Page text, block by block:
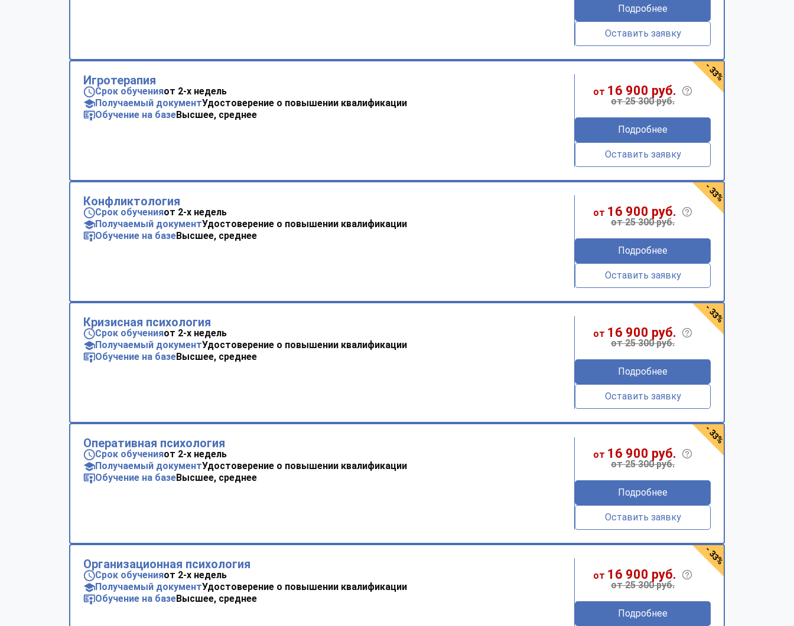
Подробнее
Оставить заявку
Игротерапия
Срок обученияот 2-х недель
Получаемый документУдостоверение о повышении квалификации
Обучение на базеВысшее, среднее
от 16 900 руб.
от 25 300 руб.
Подробнее
Оставить заявку
- 33%
Конфликтология
Срок обученияот 2-х недель
Получаемый документУдостоверение о повышении квалификации
Обучение на базеВысшее, среднее
от 16 900 руб.
от 25 300 руб.
Подробнее
Оставить заявку
- 33%
Кризисная психология
Срок обученияот 2-х недель
Получаемый документУдостоверение о повышении квалификации
Обучение на базеВысшее, среднее
от 16 900 руб.
от 25 300 руб.
Подробнее
Оставить заявку
- 33%
Оперативная психология
Срок обученияот 2-х недель
Получаемый документУдостоверение о повышении квалификации
Обучение на базеВысшее, среднее
от 16 900 руб.
от 25 300 руб.
Подробнее
Оставить заявку
- 33%
Организационная психология
Срок обученияот 2-х недель
Получаемый документУдостоверение о повышении квалификации
Обучение на базеВысшее, среднее
от 16 900 руб.
от 25 300 руб.
Подробнее
- 33%